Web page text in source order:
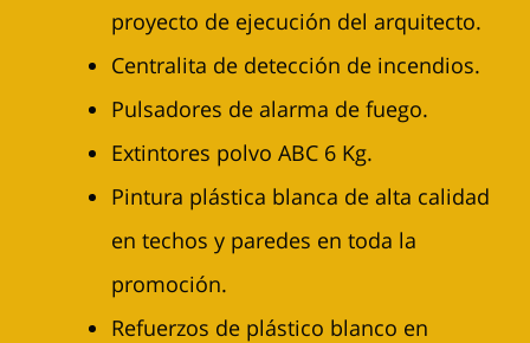
proyecto de ejecución del arquitecto.
Centralita de detección de incendios.
Pulsadores de alarma de fuego.
Extintores polvo ABC 6 Kg.
Pintura plástica blanca de alta calidad
en techos y paredes en toda la
promoción.
Refuerzos de plástico blanco en